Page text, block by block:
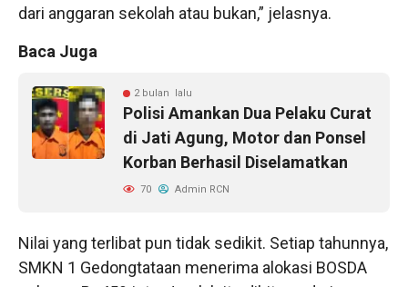
dari anggaran sekolah atau bukan,” jelasnya.
Baca Juga
2 bulan lalu
Polisi Amankan Dua Pelaku Curat
di Jati Agung, Motor dan Ponsel
Korban Berhasil Diselamatkan
70 Admin RCN
Nilai yang terlibat pun tidak sedikit. Setiap tahunnya,
SMKN 1 Gedongtataan menerima alokasi BOSDA